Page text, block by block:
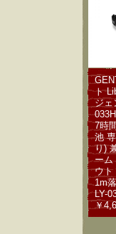
ト
ジェ
7時
池
り)
ーム
ウト
1m
LY-
￥